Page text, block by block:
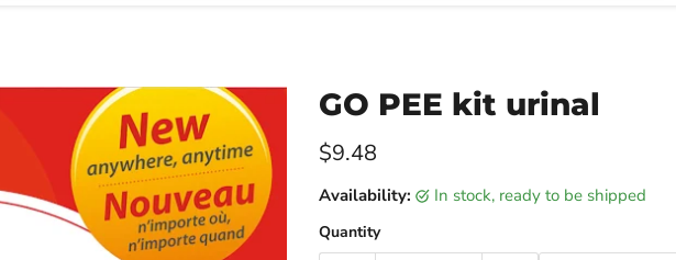
GO PEE kit urinal
Current price
$9.48
Availability: in stock, ready to be shipped
Quantity